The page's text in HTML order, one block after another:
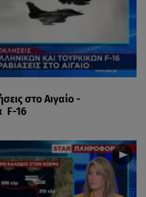
στο Αιγαίο -
F-16